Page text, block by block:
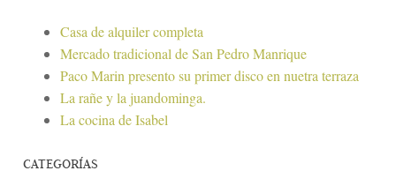
Casa de alquiler completa
Mercado tradicional de San Pedro Manrique
Paco Marin presento su primer disco en nuetra terraza
La rañe y la juandominga.
La cocina de Isabel
CATEGORÍAS